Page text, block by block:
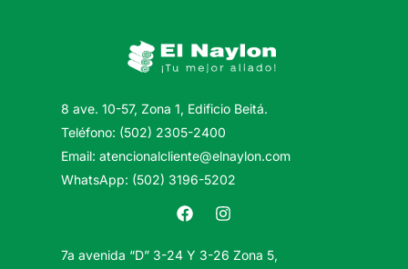
8 ave. 10-57, Zona 1, Edificio Beitá.
Teléfono: (502) 2305-2400
Email: atencionalcliente@elnaylon.com
WhatsApp: (502) 3196-5202
7a avenida “D” 3-24 Y 3-26 Zona 5,